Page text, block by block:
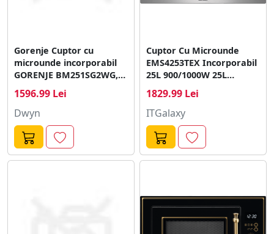
Gorenje Cuptor cu
microunde incorporabil
GORENJE BM251SG2WG,
1596.99 Lei
Dwyn
Cuptor Cu Microunde
EMS4253TEX Incorporabil
25L 900/1000W 25L
1829.99 Lei
ITGalaxy